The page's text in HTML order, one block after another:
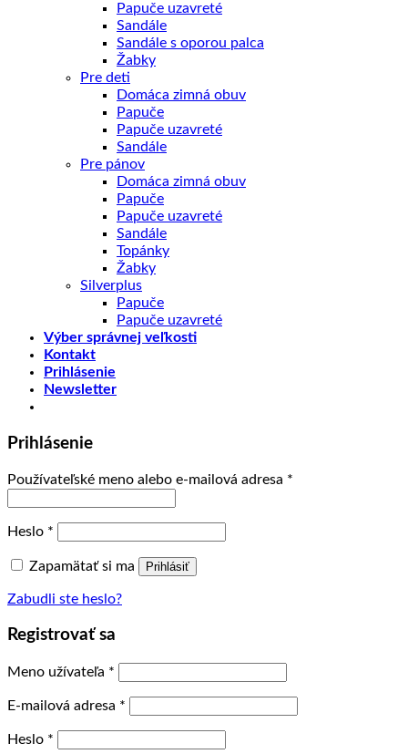
Papuče uzavreté
Sandále
Sandále s oporou palca
Žabky
Pre deti
Domáca zimná obuv
Papuče
Papuče uzavreté
Sandále
Pre pánov
Domáca zimná obuv
Papuče
Papuče uzavreté
Sandále
Topánky
Žabky
Silverplus
Papuče
Papuče uzavreté
Výber správnej veľkosti
Kontakt
Prihlásenie
Newsletter
Prihlásenie
Používateľské meno alebo e-mailová adresa *
Heslo *
Zapamätať si ma Prihlásiť
Zabudli ste heslo?
Registrovať sa
Meno užívateľa *
E-mailová adresa *
Heslo *